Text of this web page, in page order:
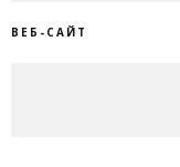
ВЕБ-САЙТ